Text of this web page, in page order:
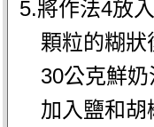
5.將作法4放
顆粒的糊狀
30公克鮮
加入鹽和胡